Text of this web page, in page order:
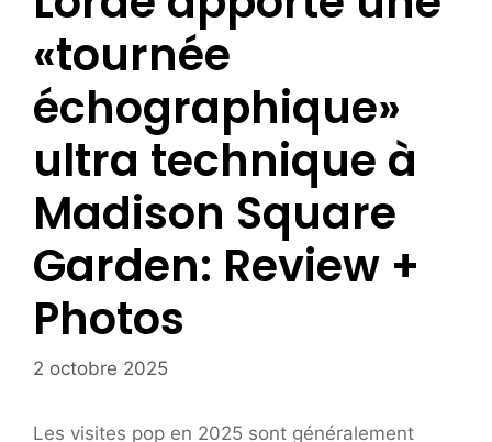
«tournée
échographique»
ultra technique à
Madison Square
Garden: Review +
Photos
2 octobre 2025
Les visites pop en 2025 sont généralement